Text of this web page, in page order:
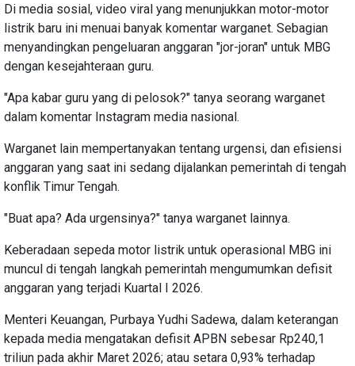
Di media sosial, video viral yang menunjukkan motor-motor
listrik baru ini menuai banyak komentar warganet. Sebagian
menyandingkan pengeluaran anggaran "jor-joran" untuk MBG
dengan kesejahteraan guru.
"Apa kabar guru yang di pelosok?" tanya seorang warganet
dalam komentar Instagram media nasional.
Warganet lain mempertanyakan tentang urgensi, dan efisiensi
anggaran yang saat ini sedang dijalankan pemerintah di tengah
konflik Timur Tengah.
"Buat apa? Ada urgensinya?" tanya warganet lainnya.
Keberadaan sepeda motor listrik untuk operasional MBG ini
muncul di tengah langkah pemerintah mengumumkan defisit
anggaran yang terjadi Kuartal I 2026.
Menteri Keuangan, Purbaya Yudhi Sadewa, dalam keterangan
kepada media mengatakan defisit APBN sebesar Rp240,1
triliun pada akhir Maret 2026; atau setara 0,93% terhadap